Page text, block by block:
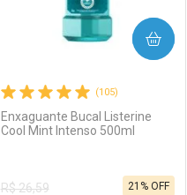
(105)
Enxaguante Bucal Listerine
Cool Mint Intenso 500ml
R$ 26,59
21% OFF
COMPRAR